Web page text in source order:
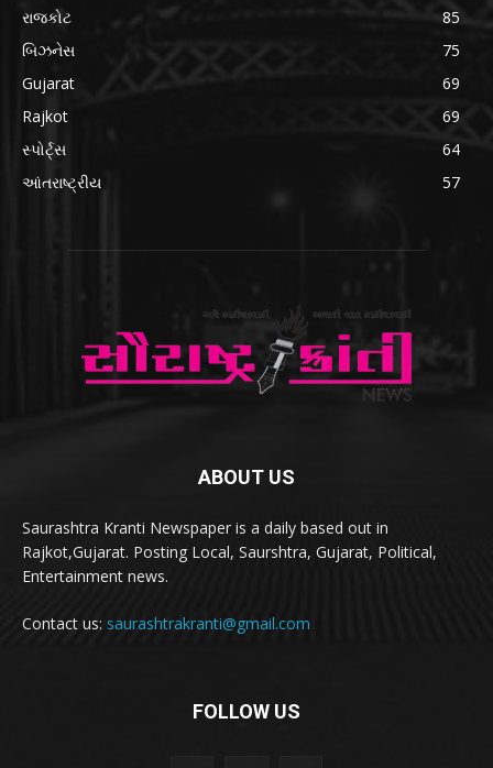
રાજકોટ
85
બિઝનેસ
75
Gujarat
69
Rajkot
69
સ્પોર્ટ્સ
64
આંતરાષ્ટ્રીય
57
ABOUT US
Saurashtra Kranti Newspaper is a daily based out in
Rajkot,Gujarat. Posting Local, Saurshtra, Gujarat, Political,
Entertainment news.
Contact us: saurashtrakranti@gmail.com
FOLLOW US